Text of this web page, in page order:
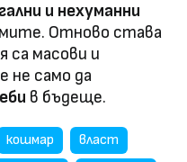
и нехуманни
Отново става
са масови и
не само да
в бъдеще.
кошмар
власт